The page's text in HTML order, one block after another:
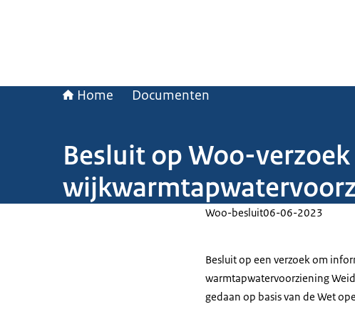
Home Documenten
Besluit op Woo-
Woo-besluit06-06-2023
Besluit op een verzoek om
warmtapwatervoorziening
gedaan op basis van de Wet